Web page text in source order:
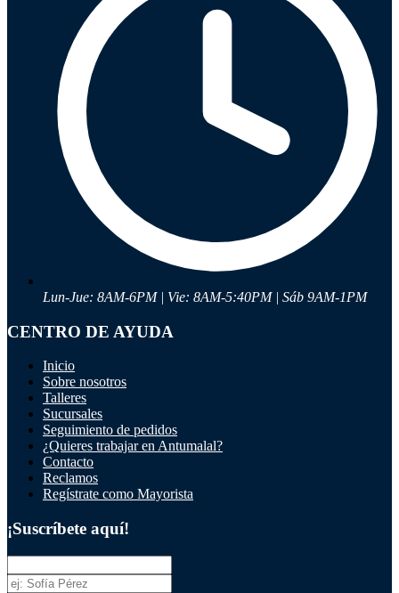
Sobre nosotros
Talleres
Sucursales
Seguimiento de pedidos
¿Quieres trabajar en Antumalal?
Contacto
Regístrate como Mayorista
Lun-Jue: 8AM-6PM | Vie: 8AM-5:40PM | Sáb 9AM-1PM
CENTRO DE AYUDA
Inicio
Sobre nosotros
Talleres
Sucursales
Seguimiento de pedidos
¿Quieres trabajar en Antumalal?
Contacto
Reclamos
Regístrate como Mayorista
¡Suscríbete aquí!